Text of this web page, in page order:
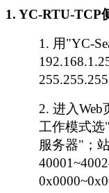
1. YC-RTU-TCP
1. 用"YC-
2. 进入Web
工作模式选
服务器"；